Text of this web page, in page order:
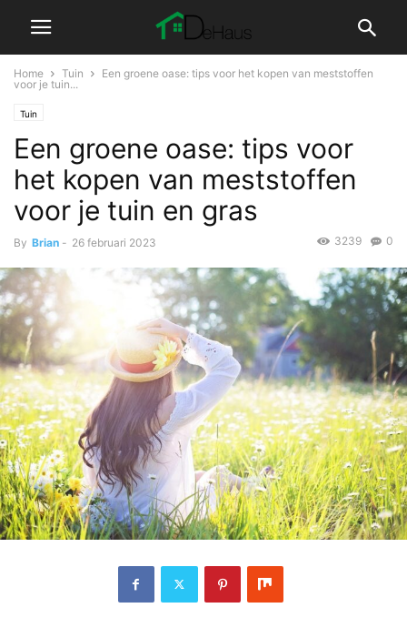
Home Tuin
Een groene oase: tips voor het kopen van meststoffen
voor je tuin...
Tuin
Een groene oase: tips voor
het kopen van meststoffen
voor je tuin en gras
By Brian - 26 februari 2023 0
3239